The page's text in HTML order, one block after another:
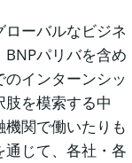
ーバルなビジネ
パリバを含め
インターンシッ
を模索する中
関で働いたりも
通じて、各社・各